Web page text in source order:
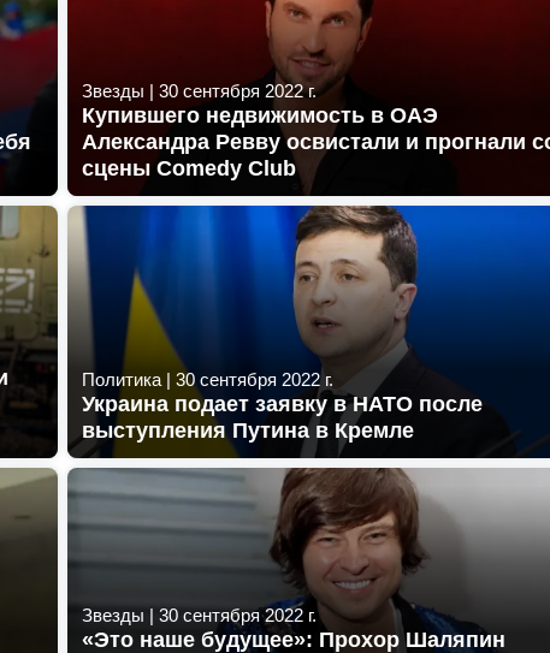
Звезды | 30 сентября 2022 г.
Купившего недвижимость в ОАЭ
Александра Ревву освистали и прогнали
сцены Comedy Club
Политика | 30 сентября 2022 г.
Украина подает заявку в НАТО после
выступления Путина в Кремле
Звезды | 30 сентября 2022 г.
«Это наше будущее»: Прохор Шаляпин